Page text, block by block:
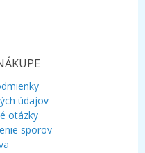
údajov
otázky
sporov